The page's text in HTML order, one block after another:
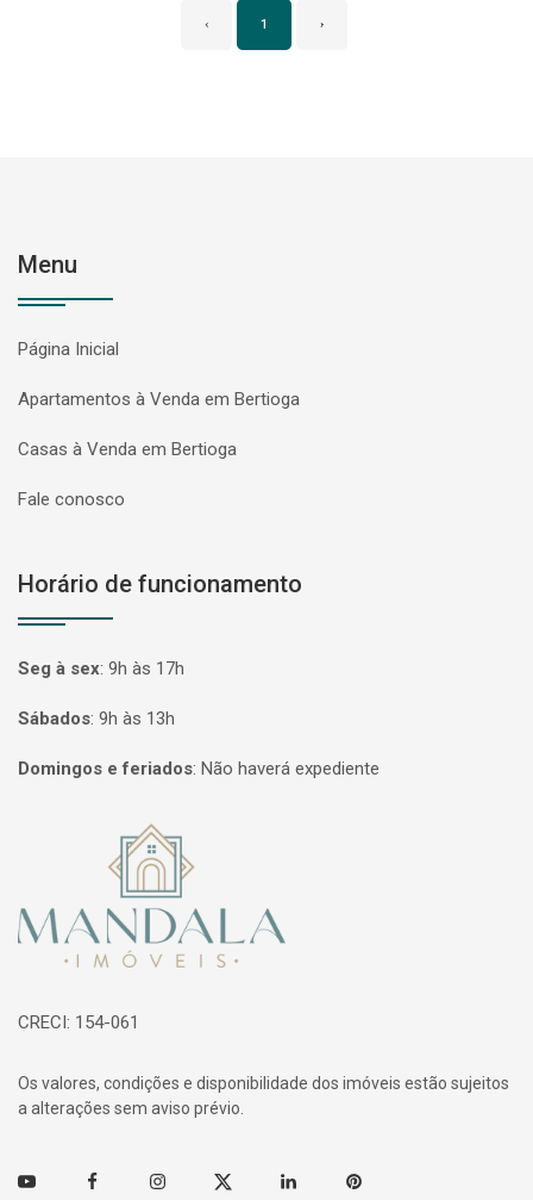
‹ 1 ›
Menu
Página Inicial
Apartamentos à Venda em Bertioga
Casas à Venda em Bertioga
Fale conosco
Horário de funcionamento
Seg à sex: 9h às 17h
Sábados: 9h às 13h
Domingos e feriados: Não haverá expediente
Página inicial
CRECI: 154-061
Os valores, condições e disponibilidade dos imóveis estão sujeitos
a alterações sem aviso prévio.
Youtube FacebookInstagramTwitter Linkedin Pinterest